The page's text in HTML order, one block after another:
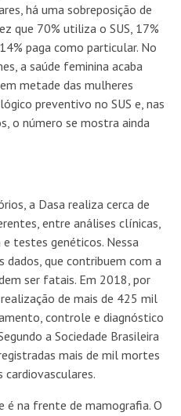
há uma sobreposição de
que 70% utiliza o SUS, 17%
paga como particular. No
a saúde feminina acaba
metade das mulheres
preventivo no SUS e, nas
o número se mostra ainda
a Dasa realiza cerca de
entre análises clínicas,
testes genéticos. Nessa
dados, que contribuem com a
ser fatais. Em 2018, por
de mais de 425 mil
controle e diagnóstico
a Sociedade Brasileira
mais de mil mortes
cardiovasculares.
na frente de mamografia. O